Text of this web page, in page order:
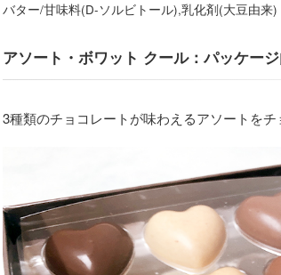
バター/甘味料(D-ソルビトール),乳化剤(大豆由
アソート・ボワット クール：パッケー
3種類のチョコレートが味わえるアソートをチ